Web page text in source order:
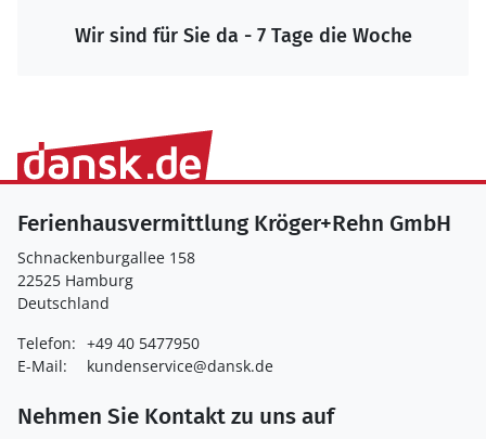
Wir sind für Sie da - 7 Tage die Woche
Ferienhausvermittlung Kröger+Rehn GmbH
Schnackenburgallee 158
22525 Hamburg
Deutschland
Telefon: +49 40 5477950
E-Mail:
kundenservice@dansk.de
Nehmen Sie Kontakt zu uns auf